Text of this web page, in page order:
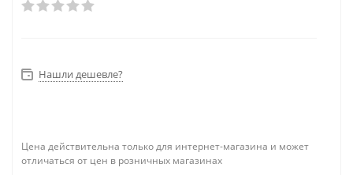
Нашли дешевле?
Цена действительна только для интернет-магазина и может
отличаться от цен в розничных магазинах